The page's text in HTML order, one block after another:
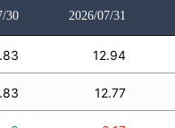
30 2026/07/31
12.94
12.77